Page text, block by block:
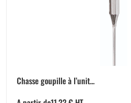
Chasse goupille à l’unit...